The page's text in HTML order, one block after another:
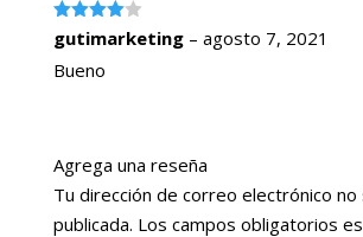
Valorado
con4de
5
gutimarketing – agosto 7, 2021
Bueno
Agrega una reseña
Tu dirección de correo electrónico no
publicada. Los campos obligatorios